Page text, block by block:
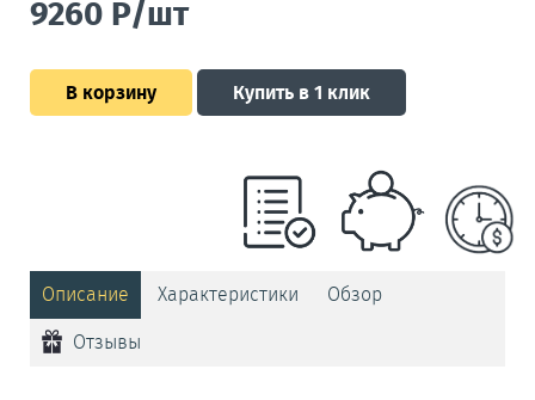
9260 Р/шт
В корзину Купить в 1 клик
Описание Характеристики Обзор
Отзывы